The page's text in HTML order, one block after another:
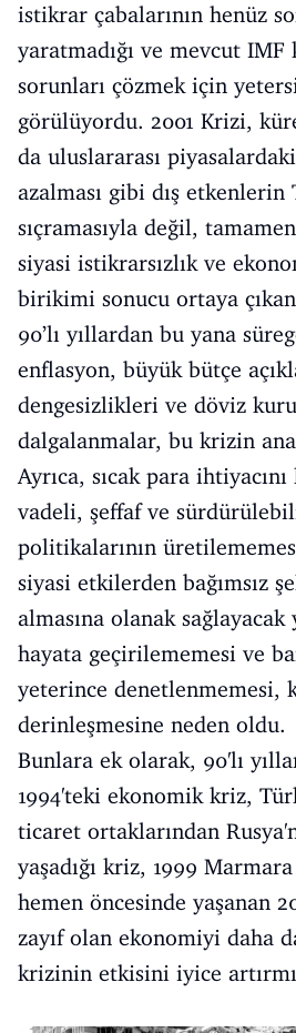
istikrar çabalarının henüz
yaratmadığı ve mevcut
sorunları çözmek için
görülüyordu. 2001 Krizi,
da uluslararası
azalması gibi dış etkenlerin
sıçramasıyla değil,
siyasi istikrarsızlık ve
birikimi sonucu ortaya
90’lı yıllardan bu yana
enflasyon, büyük bütçe
dengesizlikleri ve döviz
dalgalanmalar, bu krizin
Ayrıca, sıcak para
vadeli, şeffaf ve
politikalarının
siyasi etkilerden bağımsız
almasına olanak sağlayacak
hayata geçirilememesi ve
yeterince denetlenmemesi,
derinleşmesine neden oldu.
Bunlara ek olarak, 90'lı
1994'teki ekonomik kriz,
ticaret ortaklarından
yaşadığı kriz, 1999
hemen öncesinde yaşanan
zayıf olan ekonomiyi daha
krizinin etkisini iyice